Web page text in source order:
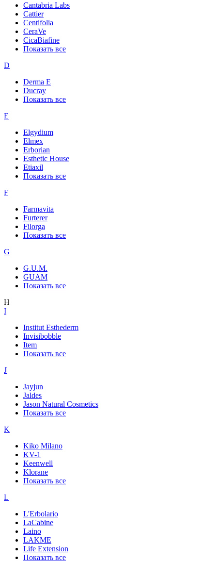
Cantabria Labs
Cattier
Centifolia
CeraVe
CicaBiafine
Показать все
D
Derma E
Ducray
Показать все
E
Elgydium
Elmex
Erborian
Esthetic House
Etiaxil
Показать все
F
Farmavita
Furterer
Filorga
Показать все
G
G.U.M.
GUAM
Показать все
H
I
Institut Esthederm
Invisibobble
Item
Показать все
J
Jayjun
Jaldes
Jason Natural Cosmetics
Показать все
K
Kiko Milano
KV-1
Keenwell
Klorane
Показать все
L
L'Erbolario
LaCabine
Laino
LAKME
Life Extension
Показать все